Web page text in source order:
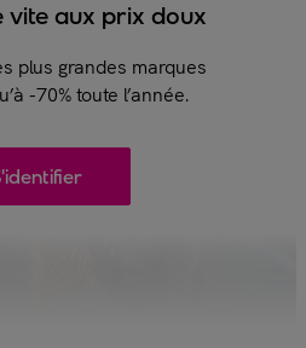
vite aux prix doux
plus grandes marques
-70% toute l’année.